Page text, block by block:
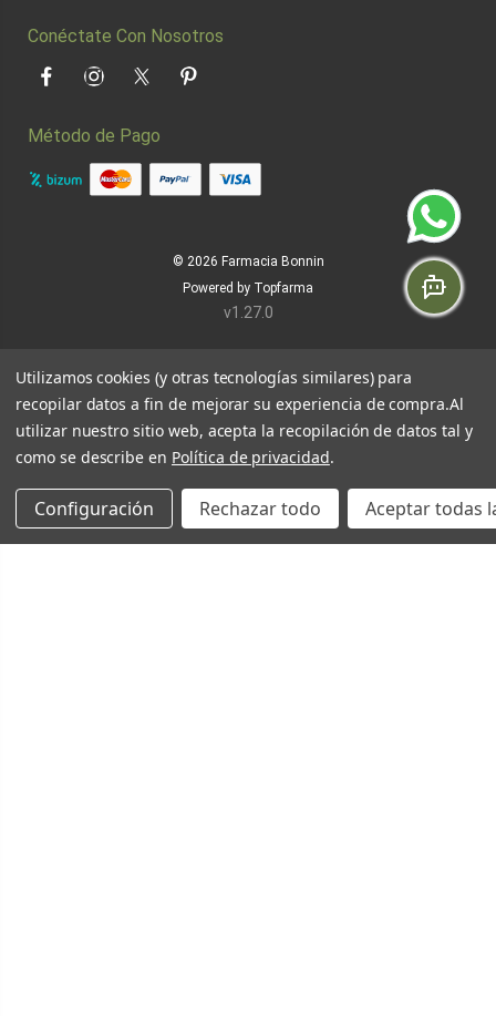
Conéctate Con Nosotros
FacebookInstagramTwitter Pinterest
Método de Pago
© 2026 Farmacia Bonnin
Powered by Topfarma
v1.27.0
Utilizamos cookies (y otras tecnologías similares) para
recopilar datos a fin de mejorar su experiencia de compra.Al
utilizar nuestro sitio web, acepta la recopilación de datos tal y
como se describe en Política de privacidad.
Configuración Rechazar todo Aceptar todas